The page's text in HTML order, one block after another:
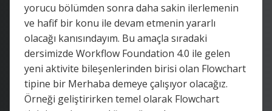
yorucu bölümden sonra daha sakin ilerlemenin
ve hafif bir konu ile devam etmenin yararlı
olacağı kanısındayım. Bu amaçla sıradaki
dersimizde Workflow Foundation 4.0 ile gelen
yeni aktivite bileşenlerinden birisi olan Flowchart
tipine bir Merhaba demeye çalışıyor olacağız.
Örneği geliştirirken temel olarak Flowchart